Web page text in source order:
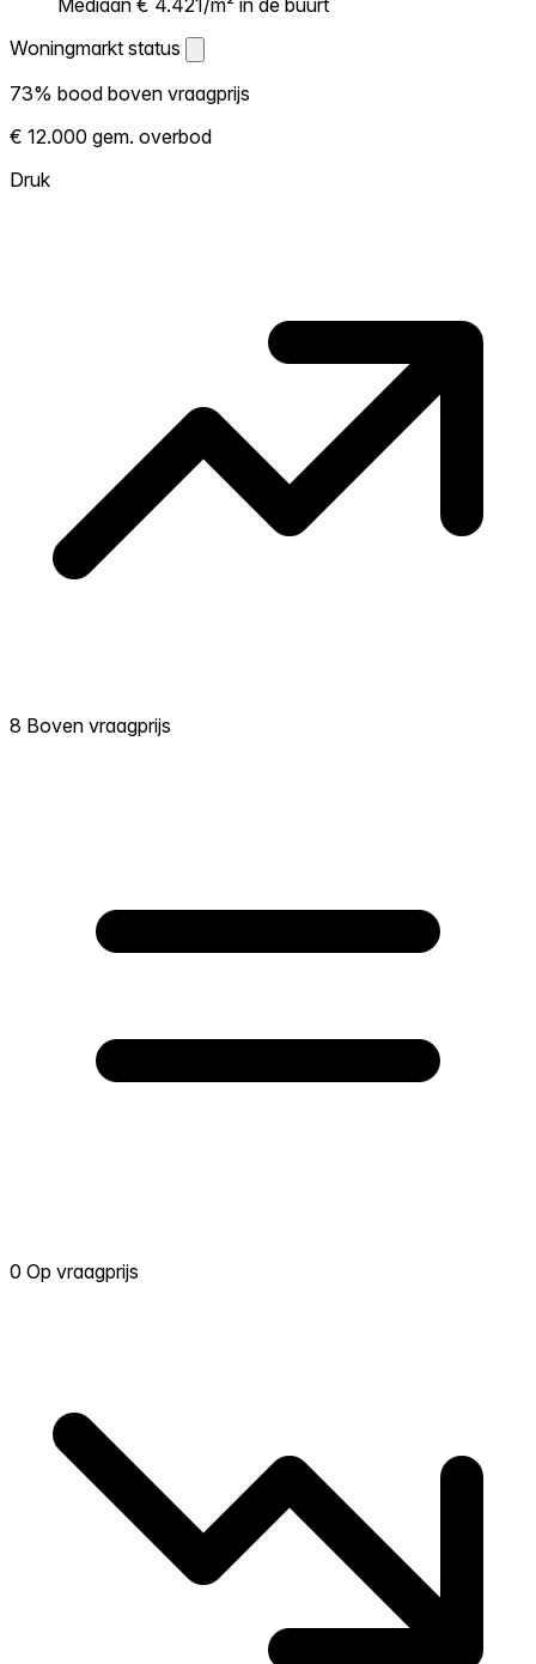
Woningmarkt status
Woningmarkt status
Laat zien hoe competitief de markt hier is.
Hoe meer woningen boven vraagprijs
verkopen, hoe heter. Heet? Verwacht
73% bood boven vraagprijs
€ 12.000 gem. overbod
Druk
8 Boven vraagprijs
0 Op vraagprijs